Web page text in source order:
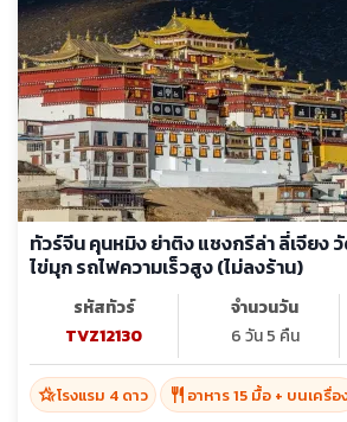
17-21
26-30
ม.ค. 70
14-18 16-20 21-25 23-27
ก.พ. 70
18-22 19-23 20-24
25-01
มี.ค. 70 04-08 05-09 11-15 13-17
25-29
27-31
31-04
เม.ย. 70 02-06 03-07 09-13 10-14
sunny
14-18 21-25
ทัวร์จีน คุนหมิง ย่าติง แชงกรีล่า ลี่เจียง
ไข่มุก รถไฟความเร็วสูง (ไม่ลงร้าน)
รหัสทัวร์
TVZ12130
จำนวนวัน
6 วัน 5 คืน
hotel_classโรงแรม 4 ดาว restaurant อาหาร 15 มื้อ + บนเครื่อ